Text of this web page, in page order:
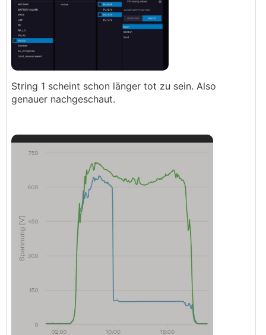
String 1 scheint schon länger tot zu sein. Also
genauer nachgeschaut.